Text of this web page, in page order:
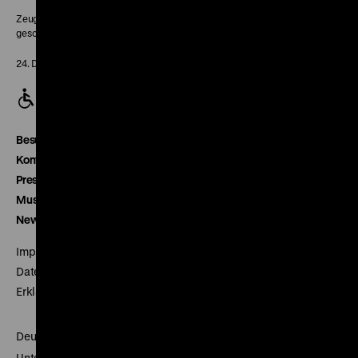
Zeughaus:
geschlossen
24. Dezember geschlossen
Besucherservice
Kontakt
Presse
Museumsverein
Newsletter
Impressum
Datenschutz
Erklärung digitale Barrierefreiheit
Deutsches Historisches Museum